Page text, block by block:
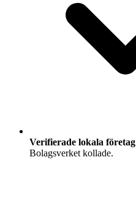
Verifierade lokala företag
Bolagsverket kollade.